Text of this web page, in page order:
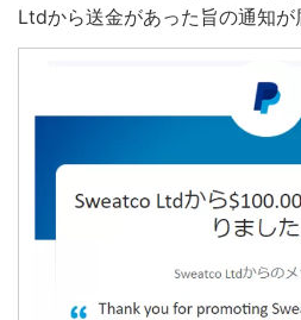
Ltdから送金があった旨の通知が